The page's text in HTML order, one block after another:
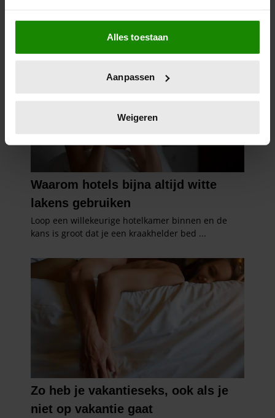
Als u het toestaat, willen we ook graag:
Informatie verzamelen over uw geografische
locatie, die tot een paar meter nauwkeurig kan zijn
scannen op specifieke eigenschappen (fingerprinting)
verwerkt en stel uw voorkeuren in het
intrekken in de Cookieverklaring.
We gebruiken cookies om content en advertenties te
personaliseren, om functies voor social media te bieden
en om ons websiteverkeer te analyseren. Ook delen we
informatie over uw gebruik van onze site met onze
partners voor social media, adverteren en analyse. Deze
informatie die u aan ze heeft verstrekt of die ze hebben
verzameld op basis van uw gebruik van hun services. U
gaat akkoord met onze cookies als u onze website blijft
Alles toestaan
Aanpassen
Weigeren